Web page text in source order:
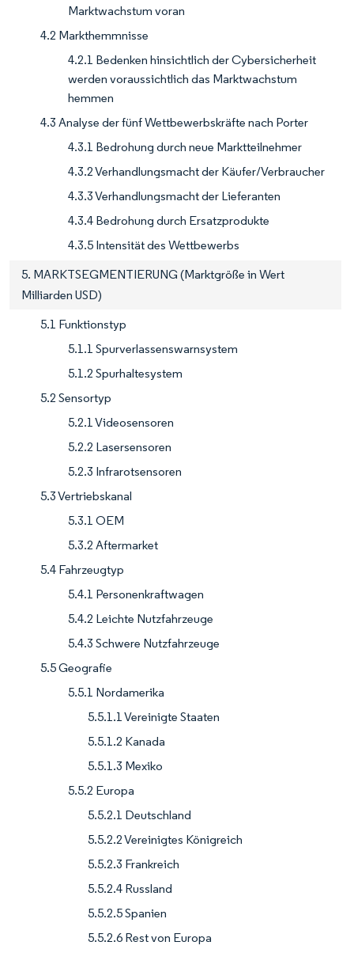
Marktwachstum voran
4.2 Markthemmnisse
4.2.1 Bedenken hinsichtlich der Cybersicherheit
werden voraussichtlich das Marktwachstum
hemmen
4.3 Analyse der fünf Wettbewerbskräfte nach Porter
4.3.1 Bedrohung durch neue Marktteilnehmer
4.3.2 Verhandlungsmacht der Käufer/Verbraucher
4.3.3 Verhandlungsmacht der Lieferanten
4.3.4 Bedrohung durch Ersatzprodukte
4.3.5 Intensität des Wettbewerbs
5. MARKTSEGMENTIERUNG (Marktgröße in Wert
Milliarden USD)
5.1 Funktionstyp
5.1.1 Spurverlassenswarnsystem
5.1.2 Spurhaltesystem
5.2 Sensortyp
5.2.1 Videosensoren
5.2.2 Lasersensoren
5.2.3 Infrarotsensoren
5.3 Vertriebskanal
5.3.1 OEM
5.3.2 Aftermarket
5.4 Fahrzeugtyp
5.4.1 Personenkraftwagen
5.4.2 Leichte Nutzfahrzeuge
5.4.3 Schwere Nutzfahrzeuge
5.5 Geografie
5.5.1 Nordamerika
5.5.1.1 Vereinigte Staaten
5.5.1.2 Kanada
5.5.1.3 Mexiko
5.5.2 Europa
5.5.2.1 Deutschland
5.5.2.2 Vereinigtes Königreich
5.5.2.3 Frankreich
5.5.2.4 Russland
5.5.2.5 Spanien
5.5.2.6 Rest von Europa